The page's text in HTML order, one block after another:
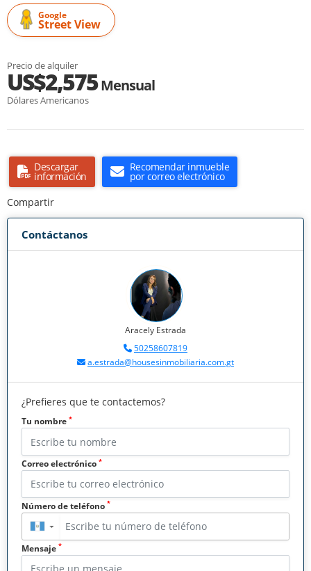
Google
Street View
Precio de alquiler
US$2,575Mensual
Dólares Americanos
Descargar
información
Recomendar inmueble
por correo electrónico
Compartir
Contáctanos
Aracely Estrada
50258607819
a.estrada@housesinmobiliaria.com.gt
¿Prefieres que te contactemos?
Tu nombre *
Correo electrónico *
Número de teléfono *
▼
Mensaje *